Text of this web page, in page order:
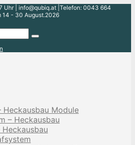
Uhr | info@qubiq.at |Telefon: 0043 664
14 - 30 August.2026
Heckausbau Module
– Heckausbau
Heckausbau